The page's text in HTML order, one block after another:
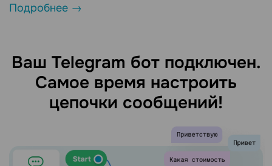
Подробнее →
Ваш Telegram бот подключен.
Самое время настроить
цепочки сообщений!